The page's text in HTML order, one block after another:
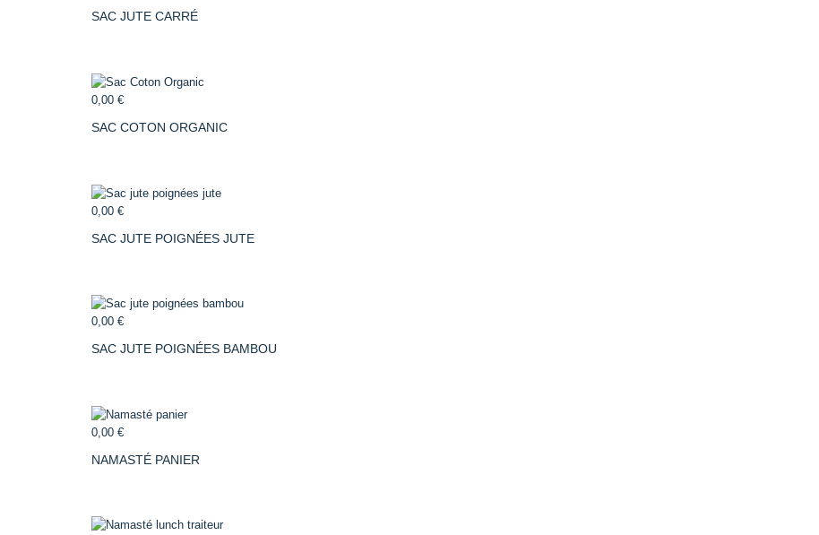
SAC JUTE CARRÉ
0,00 €
SAC COTON ORGANIC
0,00 €
SAC JUTE POIGNÉES JUTE
0,00 €
SAC JUTE POIGNÉES BAMBOU
0,00 €
NAMASTÉ PANIER